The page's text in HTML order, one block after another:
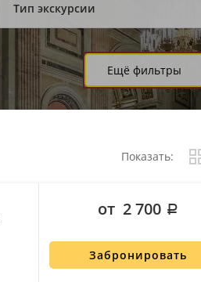
Тип экскурсии
Ещё фильтры
Показать:
Забронировать
от 2 700